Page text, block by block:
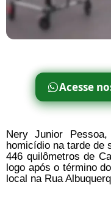
Acesse
Nery Junior
homicídio na tarde de
446 quilômetros de
logo após o término
local na Rua